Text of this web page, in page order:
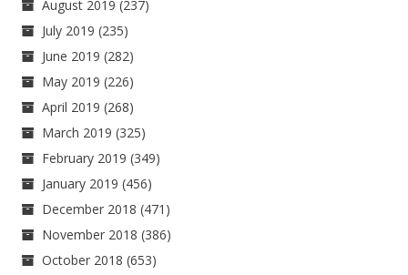
August 2019 (237)
July 2019 (235)
June 2019 (282)
May 2019 (226)
April 2019 (268)
March 2019 (325)
February 2019 (349)
January 2019 (456)
December 2018 (471)
November 2018 (386)
October 2018 (653)